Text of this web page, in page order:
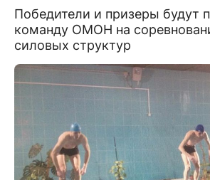
Победители и призеры будут
команду ОМОН на
силовых структур